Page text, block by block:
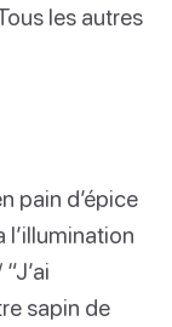
les autres
pain d’épice
l’illumination
sapin de